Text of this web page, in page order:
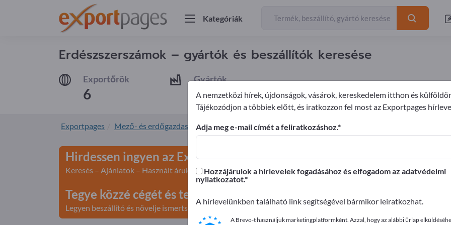
Kategóriák
Erdészszerszámok – gyártók és beszállítók keresése
Exportőrök
6
Gyártók
6
Exportpages Mező- és erdőgazdaságok Erdészszerszámok
Hirdessen ingyen az Exportpages-en!
Keresés – Ajánlatok – Használt áruk – Üzleti kapcsolatok >> kezdje itt
Tegye közzé cégét és termékeit az Exportpages-en!
Legyen beszállító és növelje ismertségét>> tegye közzé itt
A nemzetközi hírek, újdonságok, vásárok, kereskedelem itthon és
Tájékozódjon a többiek előtt, és iratkozzon fel most az Exportpages
Adja meg e-mail címét a feliratkozáshoz.
Hozzájárulok a hírlevelek fogadásához és elfogadom az adatvédelmi
nyilatkozatot.
A hírlevelünkben található link segítségével bármikor leiratkozhat.
A Brevo-t használjuk marketingplatformként. Azzal, hogy az alábbi űrlap